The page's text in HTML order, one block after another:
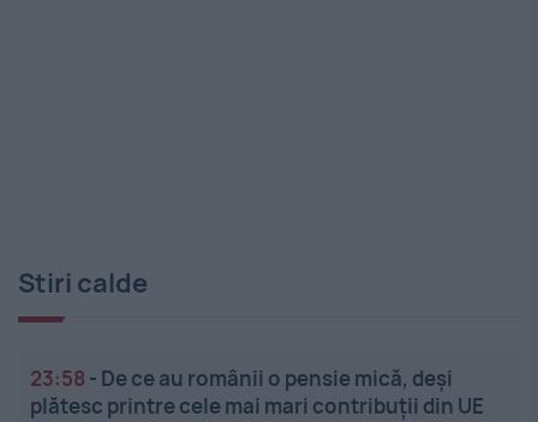
Stiri calde
23:58 - De ce au românii o pensie mică, deși
plătesc printre cele mai mari contribuții din UE